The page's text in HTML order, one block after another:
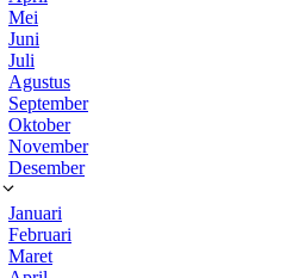
Mei
Juni
Juli
Agustus
September
Oktober
November
Desember
Januari
Februari
Maret